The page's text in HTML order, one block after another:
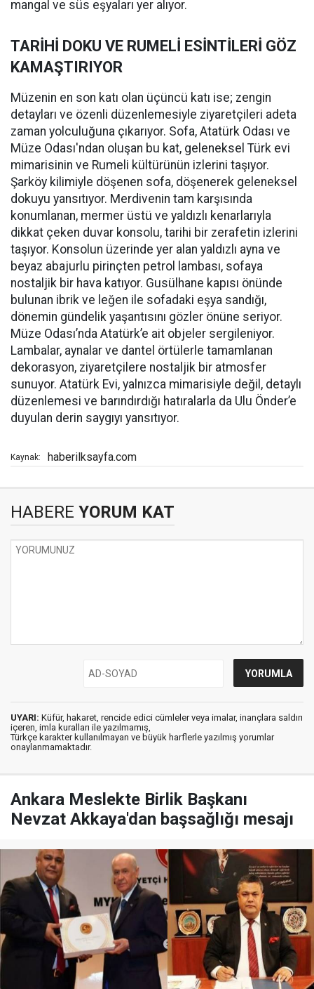
mangal ve süs eşyaları yer alıyor.
TARİHİ DOKU VE RUMELİ ESİNTİLERİ GÖZ
KAMAŞTIRIYOR
Müzenin en son katı olan üçüncü katı ise; zengin
detayları ve özenli düzenlemesiyle ziyaretçileri adeta
zaman yolculuğuna çıkarıyor. Sofa, Atatürk Odası ve
Müze Odası'ndan oluşan bu kat, geleneksel Türk evi
mimarisinin ve Rumeli kültürünün izlerini taşıyor.
Şarköy kilimiyle döşenen sofa, döşenerek geleneksel
dokuyu yansıtıyor. Merdivenin tam karşısında
konumlanan, mermer üstü ve yaldızlı kenarlarıyla
dikkat çeken duvar konsolu, tarihi bir zerafetin izlerini
taşıyor. Konsolun üzerinde yer alan yaldızlı ayna ve
beyaz abajurlu pirinçten petrol lambası, sofaya
nostaljik bir hava katıyor. Gusülhane kapısı önünde
bulunan ibrik ve leğen ile sofadaki eşya sandığı,
dönemin gündelik yaşantısını gözler önüne seriyor.
Müze Odası’nda Atatürk’e ait objeler sergileniyor.
Lambalar, aynalar ve dantel örtülerle tamamlanan
dekorasyon, ziyaretçilere nostaljik bir atmosfer
sunuyor. Atatürk Evi, yalnızca mimarisiyle değil, detaylı
düzenlemesi ve barındırdığı hatıralarla da Ulu Önder’e
duyulan derin saygıyı yansıtıyor.
Kaynak: haberilksayfa.com
HABERE YORUM KAT
UYARI: Küfür, hakaret, rencide edici cümleler veya imalar, inançlara saldırı
içeren, imla kuralları ile yazılmamış,
Türkçe karakter kullanılmayan ve büyük harflerle yazılmış yorumlar
onaylanmamaktadır.
Ankara Meslekte Birlik Başkanı
Nevzat Akkaya'dan başsağlığı mesajı